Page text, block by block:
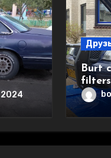
Burt
filters